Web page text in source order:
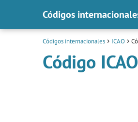
Códigos
Códigos internacionales ICAO
Código